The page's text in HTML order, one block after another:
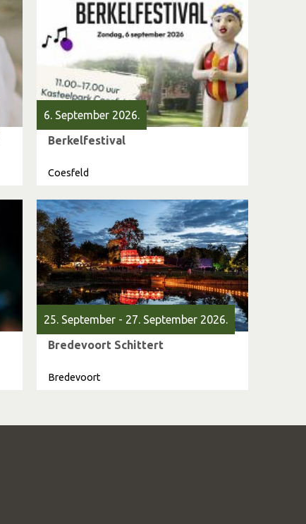
6. September 2026.
Berkelfestival
Coesfeld
25. September - 27. September 2026.
Bredevoort Schittert
Bredevoort